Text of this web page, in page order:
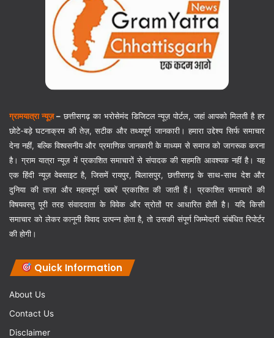
ग्रामयात्रा न्यूज़–छत्तीसगढ़ का भरोसेमंद डिजिटल न्यूज़ पोर्टल, जहां आपको मिलती है हर
छोटे-बड़े घटनाक्रम की तेज़, सटीक और तथ्यपूर्ण जानकारी। हमारा उद्देश्य सिर्फ समाचार
देना नहीं, बल्कि विश्वसनीय और प्रमाणिक जानकारी के माध्यम से समाज को जागरूक करना
है। ग्राम यात्रा न्यूज़ में प्रकाशित समाचारों से संपादक की सहमति आवश्यक नहीं है। यह
एक हिंदी न्यूज़ वेबसाइट है, जिसमें रायपुर, बिलासपुर, छत्तीसगढ़ के साथ-साथ देश और
दुनिया की ताज़ा और महत्वपूर्ण खबरें प्रकाशित की जाती हैं। प्रकाशित समाचारों की
विषयवस्तु पूरी तरह संवाददाता के विवेक और स्रोतों पर आधारित होती है। यदि किसी
समाचार को लेकर कानूनी विवाद उत्पन्न होता है, तो उसकी संपूर्ण जिम्मेदारी संबंधित रिपोर्टर
की होगी।
Quick Information
About Us
Contact Us
Disclaimer